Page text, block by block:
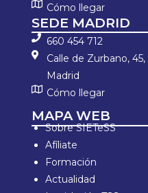
Cómo llegar
SEDE MADRID
660 454 712
Calle de Zurbano,
Madrid
Cómo llegar
MAPA WEB
Sobre SIETeSS
Afíliate
Formación
Actualidad